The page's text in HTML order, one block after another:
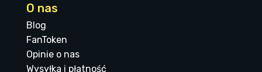
O nas
Blog
FanToken
Opinie o nas
Wysyłka i płatność